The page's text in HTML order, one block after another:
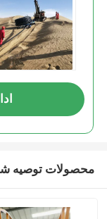
محصولات توصیه